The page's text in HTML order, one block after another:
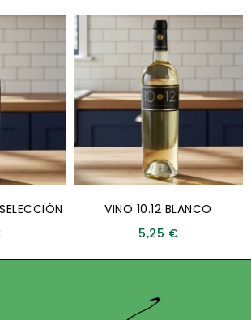
VINO 10.12 BLANCO
5,25 €